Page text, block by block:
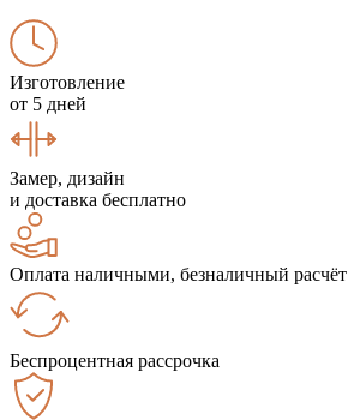
Изготовление
от 5 дней
Замер, дизайн
и доставка бесплатно
Оплата наличными, безналичный расчёт
Беспроцентная рассрочка